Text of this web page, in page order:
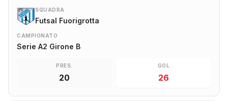
SQUADRA
Futsal Fuorigrotta
CAMPIONATO
Serie A2 Girone B
PRES.
20
GOL
26